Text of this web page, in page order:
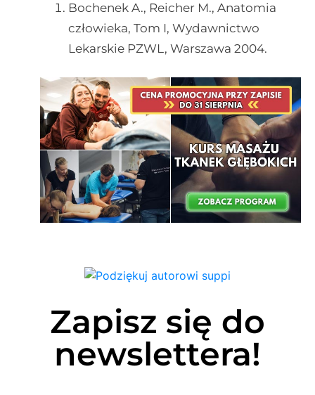
Bochenek A., Reicher M., Anatomia
człowieka, Tom I, Wydawnictwo
Lekarskie PZWL, Warszawa 2004.
Zapisz się do
newslettera!